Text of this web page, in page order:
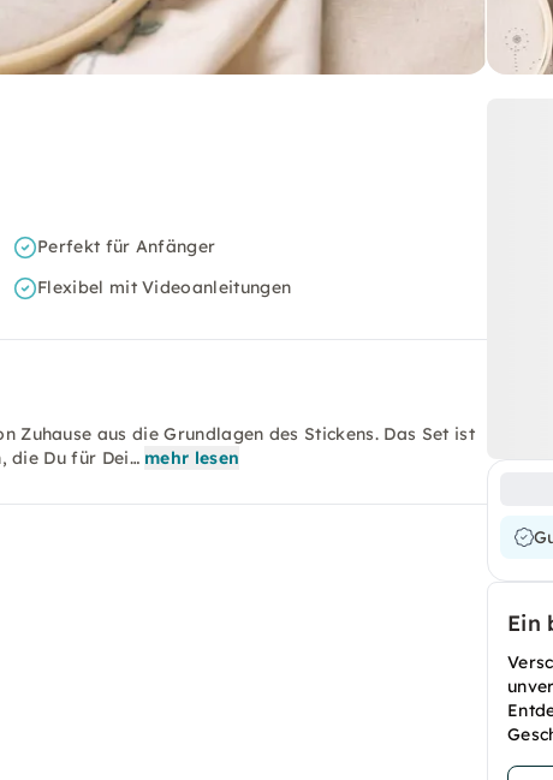
Ein
Perfekt für Anfänger
Flexibel mit Videoanleitungen
Zuhause aus die Grundlagen des Stickens. Das Set ist
die Du für Dei… mehr lesen